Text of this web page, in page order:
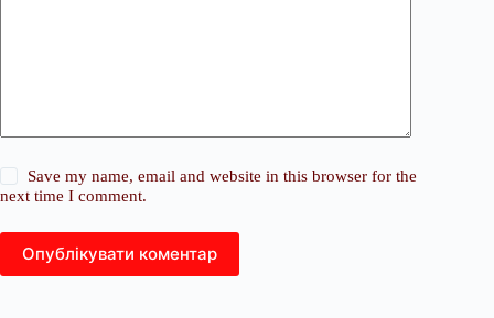
Save my name, email and website in this browser for the
next time I comment.
Опублікувати коментар